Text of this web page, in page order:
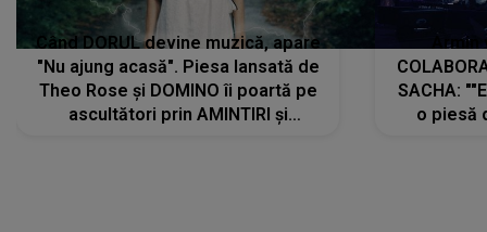
Când DORUL devine muzică, apare
"Nu ajung acasă". Piesa lansată de
Theo Rose și DOMINO îi poartă pe
ascultători prin AMINTIRI și
SACHA:
o piesă